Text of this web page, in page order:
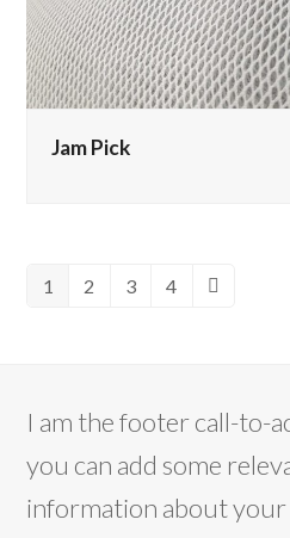
Jam Pick
Pagina
1 Pagina
2 Pagina
3 Pagina
4
I am the footer call-to-
you can add some
information about